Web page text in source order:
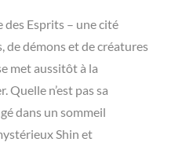
des Esprits – une cité
de démons et de créatures
met aussitôt à la
Quelle n’est pas sa
dans un sommeil
Shin et